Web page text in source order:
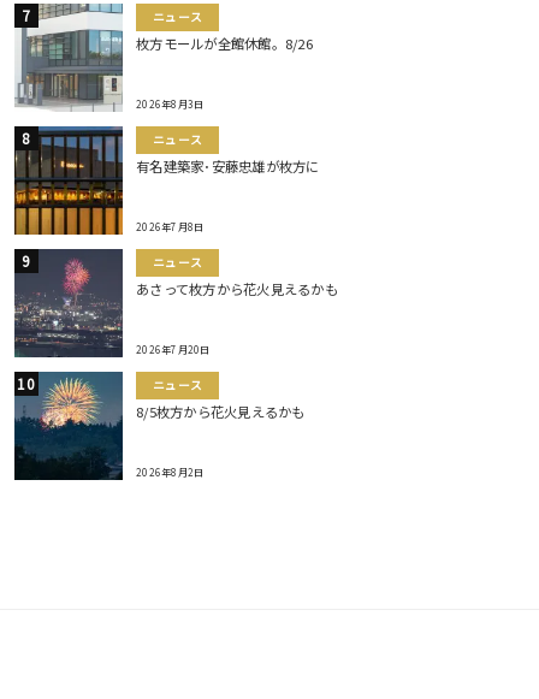
ニュース
枚方モールが全館休館。8/26
2026年8月3日
ニュース
有名建築家･安藤忠雄が枚方に
2026年7月8日
ニュース
あさって枚方から花火見えるかも
2026年7月20日
ニュース
8/5枚方から花火見えるかも
2026年8月2日